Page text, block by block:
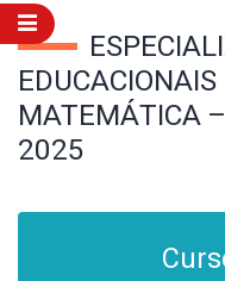
MATEMÁTICA
2025